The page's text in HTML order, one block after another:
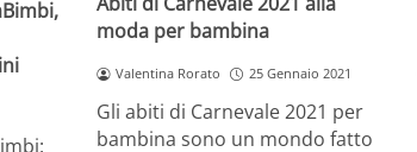
moda per bambina
Valentina Rorato 25 Gennaio 2021
Gli abiti di Carnevale 2021 per
bambina sono un mondo fatto